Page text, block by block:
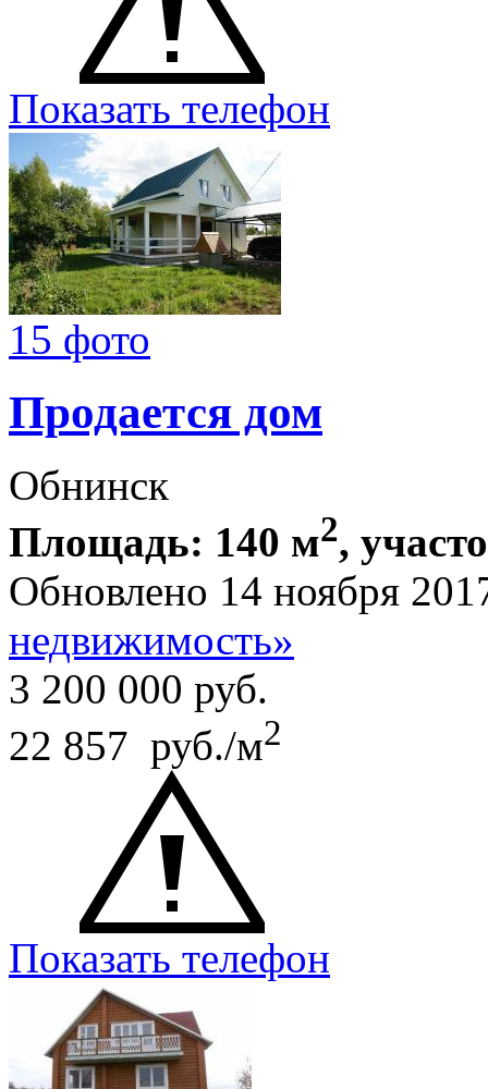
Показать телефон
15 фото
Продается дом
Обнинск
Площадь: 140 м2,
Обновлено 14 ноября
недвижимость»
3 200 000 руб.
22 857 руб./м2
Показать телефон